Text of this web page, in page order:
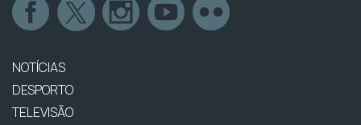
NOTÍCIAS
DESPORTO
TELEVISÃO